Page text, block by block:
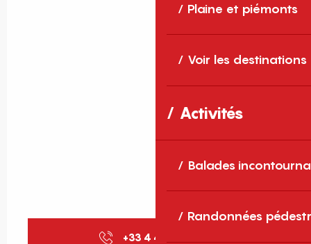
Plaine et piémonts
Voir les destinations
Activités
Balades
Randonnées
+33 4 48 98 00